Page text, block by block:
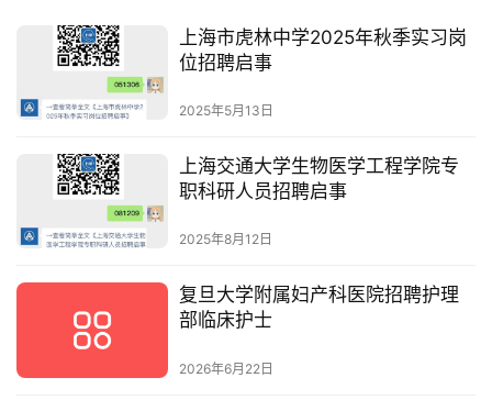
上海市虎林中学2025年秋季实习岗
位招聘启事
2025年5月13日
上海交通大学生物医学工程学院专
职科研人员招聘启事
2025年8月12日
复旦大学附属妇产科医院招聘护理
部临床护士
2026年6月22日